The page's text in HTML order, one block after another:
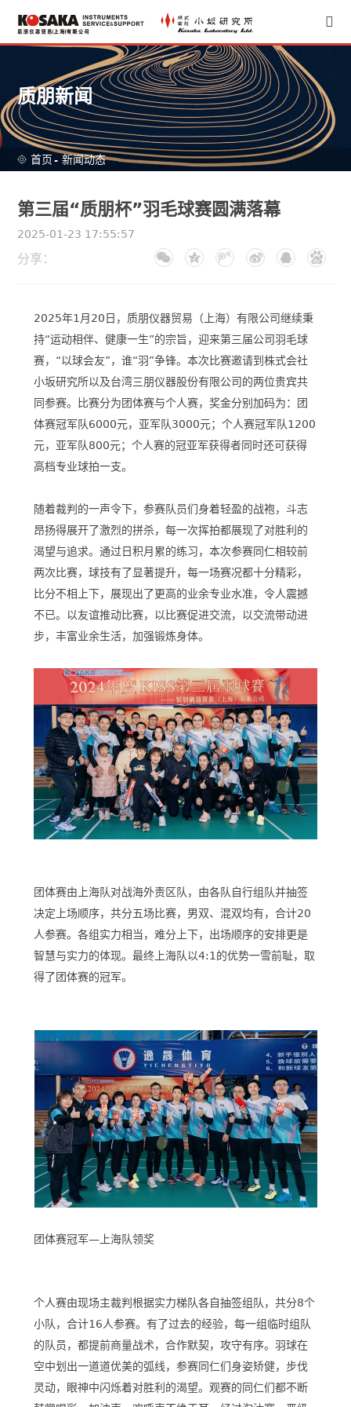
质朋新闻
首页- 新闻动态
第三届“质朋杯”羽毛球赛圆满落幕
2025-01-23 17:55:57
分享：
2025年1月20日，质朋仪器贸易（上海）有限公司继续秉
持“运动相伴、健康一生”的宗旨，迎来第三届公司羽毛球
赛，“以球会友”，谁“羽”争锋。本次比赛邀请到株式会社
小坂研究所以及台湾三朋仪器股份有限公司的两位贵宾共
同参赛。比赛分为团体赛与个人赛，奖金分别加码为：团
体赛冠军队6000元，亚军队3000元；个人赛冠军队1200
元，亚军队800元；个人赛的冠亚军获得者同时还可获得
高档专业球拍一支。
随着裁判的一声令下，参赛队员们身着轻盈的战袍，斗志
昂扬得展开了激烈的拼杀，每一次挥拍都展现了对胜利的
渴望与追求。通过日积月累的练习，本次参赛同仁相较前
两次比赛，球技有了显著提升，每一场赛况都十分精彩，
比分不相上下，展现出了更高的业余专业水准，令人震撼
不已。以友谊推动比赛，以比赛促进交流，以交流带动进
步，丰富业余生活，加强锻炼身体。
团体赛由上海队对战海外责区队，由各队自行组队并抽签
决定上场顺序，共分五场比赛，男双、混双均有，合计20
人参赛。各组实力相当，难分上下，出场顺序的安排更是
智慧与实力的体现。最终上海队以4:1的优势一雪前耻，取
得了团体赛的冠军。
团体赛冠军—上海队领奖
个人赛由现场主裁判根据实力梯队各自抽签组队，共分8个
小队，合计16人参赛。有了过去的经验，每一组临时组队
的队员，都提前商量战术，合作默契，攻守有序。羽球在
空中划出一道道优美的弧线，参赛同仁们身姿矫健，步伐
灵动，眼神中闪烁着对胜利的渴望。观赛的同仁们都不断